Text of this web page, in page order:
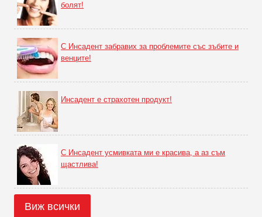
болят!
С Инсадент забравих за проблемите със зъбите и
венците!
Инсадент е страхотен продукт!
С Инсадент усмивката ми е красива, а аз съм
щастлива!
Виж всички